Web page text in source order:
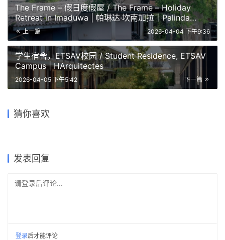
The Frame – 假日度假屋 / The Frame – Holiday
Retreat in Imaduwa | 帕琳达·坎南加拉｜Palinda
Kannangara
上一篇 2026-04-04 下午9:36
学生宿舍，ETSAV校园 / Student Residence, ETSAV
Campus | HArquitectes
下一篇
2026-04-05 下午5:42
猜你喜欢
Cultural Hall | SANAA
Florida | Pezo Von
日本津市住宿计划 Inujima
‘Stay Project’ / Inujima Stay
发表回复
请登录后评论...
登录后才能评论